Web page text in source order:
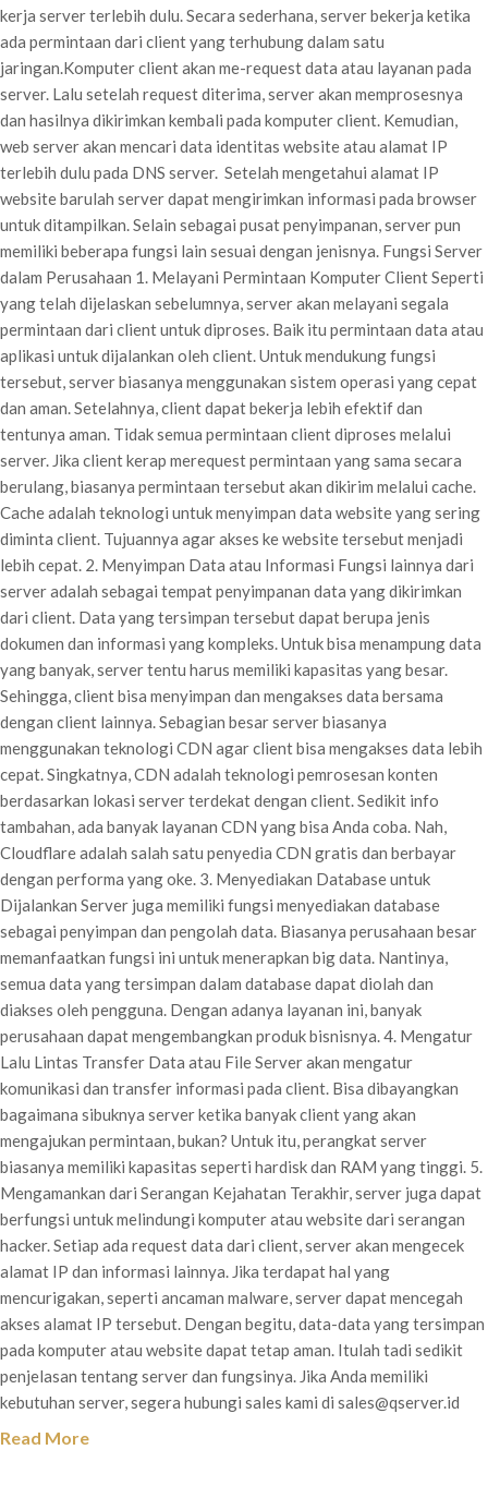
kerja server terlebih dulu. Secara sederhana, server bekerja ketika
ada permintaan dari client yang terhubung dalam satu
jaringan.Komputer client akan me-request data atau layanan pada
server. Lalu setelah request diterima, server akan memprosesnya
dan hasilnya dikirimkan kembali pada komputer client. Kemudian,
web server akan mencari data identitas website atau alamat IP
terlebih dulu pada DNS server. Setelah mengetahui alamat IP
website barulah server dapat mengirimkan informasi pada browser
untuk ditampilkan. Selain sebagai pusat penyimpanan, server pun
memiliki beberapa fungsi lain sesuai dengan jenisnya. Fungsi Server
dalam Perusahaan 1. Melayani Permintaan Komputer Client Seperti
yang telah dijelaskan sebelumnya, server akan melayani segala
permintaan dari client untuk diproses. Baik itu permintaan data atau
aplikasi untuk dijalankan oleh client. Untuk mendukung fungsi
tersebut, server biasanya menggunakan sistem operasi yang cepat
dan aman. Setelahnya, client dapat bekerja lebih efektif dan
tentunya aman. Tidak semua permintaan client diproses melalui
server. Jika client kerap merequest permintaan yang sama secara
berulang, biasanya permintaan tersebut akan dikirim melalui cache.
Cache adalah teknologi untuk menyimpan data website yang sering
diminta client. Tujuannya agar akses ke website tersebut menjadi
lebih cepat. 2. Menyimpan Data atau Informasi Fungsi lainnya dari
server adalah sebagai tempat penyimpanan data yang dikirimkan
dari client. Data yang tersimpan tersebut dapat berupa jenis
dokumen dan informasi yang kompleks. Untuk bisa menampung data
yang banyak, server tentu harus memiliki kapasitas yang besar.
Sehingga, client bisa menyimpan dan mengakses data bersama
dengan client lainnya. Sebagian besar server biasanya
menggunakan teknologi CDN agar client bisa mengakses data lebih
cepat. Singkatnya, CDN adalah teknologi pemrosesan konten
berdasarkan lokasi server terdekat dengan client. Sedikit info
tambahan, ada banyak layanan CDN yang bisa Anda coba. Nah,
Cloudflare adalah salah satu penyedia CDN gratis dan berbayar
dengan performa yang oke. 3. Menyediakan Database untuk
Dijalankan Server juga memiliki fungsi menyediakan database
sebagai penyimpan dan pengolah data. Biasanya perusahaan besar
memanfaatkan fungsi ini untuk menerapkan big data. Nantinya,
semua data yang tersimpan dalam database dapat diolah dan
diakses oleh pengguna. Dengan adanya layanan ini, banyak
perusahaan dapat mengembangkan produk bisnisnya. 4. Mengatur
Lalu Lintas Transfer Data atau File Server akan mengatur
komunikasi dan transfer informasi pada client. Bisa dibayangkan
bagaimana sibuknya server ketika banyak client yang akan
mengajukan permintaan, bukan? Untuk itu, perangkat server
biasanya memiliki kapasitas seperti hardisk dan RAM yang tinggi. 5.
Mengamankan dari Serangan Kejahatan Terakhir, server juga dapat
berfungsi untuk melindungi komputer atau website dari serangan
hacker. Setiap ada request data dari client, server akan mengecek
alamat IP dan informasi lainnya. Jika terdapat hal yang
mencurigakan, seperti ancaman malware, server dapat mencegah
akses alamat IP tersebut. Dengan begitu, data-data yang tersimpan
pada komputer atau website dapat tetap aman. Itulah tadi sedikit
penjelasan tentang server dan fungsinya. Jika Anda memiliki
kebutuhan server, segera hubungi sales kami di sales@qserver.id
Read More